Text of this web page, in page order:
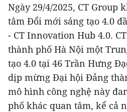
Ngày 29/4/2025, CT Group
tâm Đổi mới sáng tạo 4.0
- CT Innovation Hub 4.0.
thành phố Hà Nội một
tạo 4.0 tại 46 Trần Hưng
dịp mừng Đại hội Đảng
mô hình công nghệ này
phố khác quan tâm, kể cả